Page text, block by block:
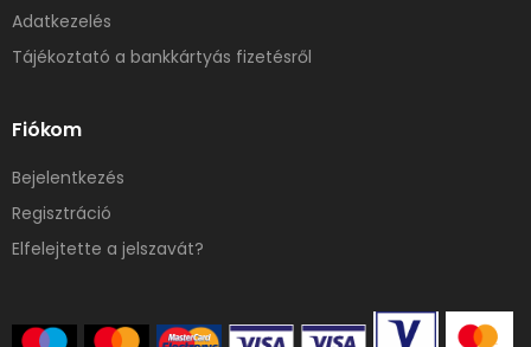
Adatkezelés
Tájékoztató a bankkártyás fizetésről
Fiókom
Bejelentkezés
Regisztráció
Elfelejtette a jelszavát?